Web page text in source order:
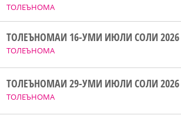
ТОЛЕЪНОМА
ТОЛЕЪНОМА
ТОЛЕЪНОМАИ 16-УМИ ИЮЛИ СОЛИ 2026
ТОЛЕЪНОМА
ТОЛЕЪНОМАИ 29-УМИ ИЮЛИ СОЛИ 2026